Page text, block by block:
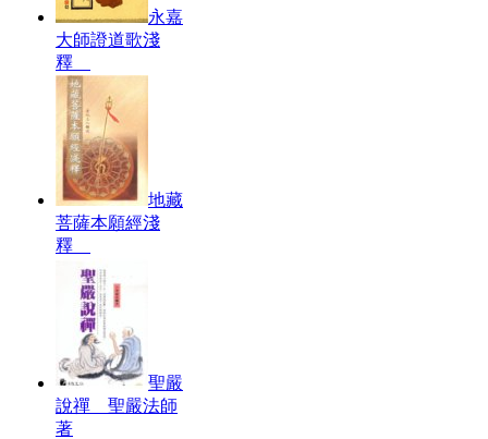
永嘉
大師證道歌淺
釋
地藏
菩薩本願經淺
釋
聖嚴
說禪 聖嚴法師
著